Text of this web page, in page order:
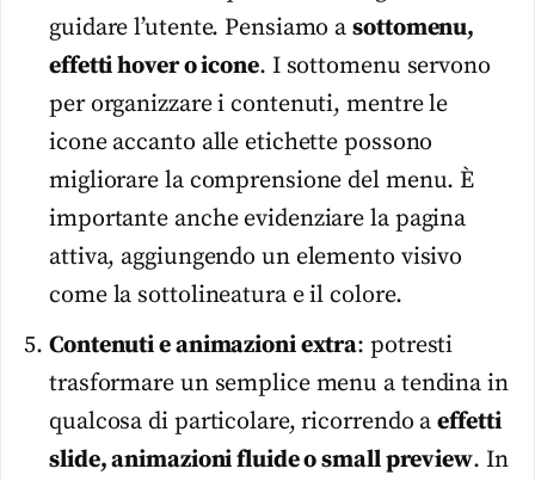
guidare l’utente. Pensiamo asottomenu,
effetti hover o icone. I sottomenu servono
per organizzare i contenuti, mentre le
icone accanto alle etichette possono
migliorare la comprensione del menu. È
importante anche evidenziare la pagina
attiva, aggiungendo un elemento visivo
come la sottolineatura e il colore.
Contenuti e animazioni extra: potresti
trasformare un semplice menu a tendina in
qualcosa di particolare, ricorrendo aeffetti
slide, animazioni fluide o small preview. In